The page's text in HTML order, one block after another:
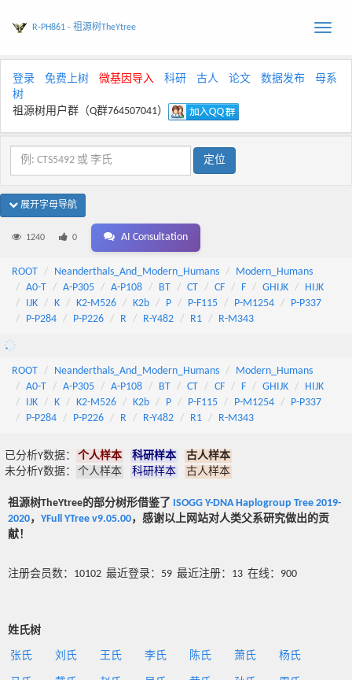
Toggle
R-PH861 - 祖源树TheYtree
登录 免费上树 微基因导入 科研 古人 论文 数据发布
母系
树
祖源树用户群（Q群764507041）
展开字母导航
1240 0 AI Consultation
ROOT Neanderthals_And_Modern_Humans
Modern_Humans
A0-T
A-P305 A-P108 BT CT CF F GHIJK
HIJK
IJK
K K2-M526 K2b P P-F115 P-M1254
P-P337
P-P284
P-P226 R R-Y482 R1 R-M343
ROOT Neanderthals_And_Modern_Humans
Modern_Humans
A0-T
A-P305 A-P108 BT CT CF F GHIJK
HIJK
IJK
K K2-M526 K2b P P-F115 P-M1254
P-P337
P-P284
P-P226 R R-Y482 R1 R-M343
已分析Y数据： 个人样本 科研样本
古人样本
未分析Y数据：
个人样本 科研样本 古人样本
祖源树TheYtree的部分树形借鉴了 ISOGG Y-DNA Haplogroup Tree 2019-
2020， YFull YTree v9.05.00，感谢以上网站对人类父系研究做出的贡
献！
注册会员数：10102 最近登录：59 最近注册：13 在线：900
姓氏树
张氏 刘氏 王氏 李氏 陈氏 萧氏 杨氏